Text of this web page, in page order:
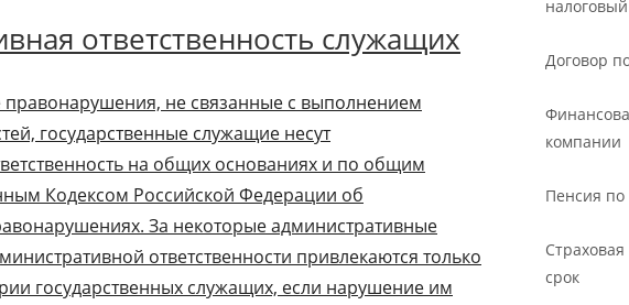
ответственность служащих
правонарушения, не связанные с выполнением
государственные служащие несут
на общих основаниях и по общим
Кодексом Российской Федерации об
За некоторые административные
ответственности привлекаются только
государственных служащих, если нарушение им
Договор
компании
Пенсия
срок